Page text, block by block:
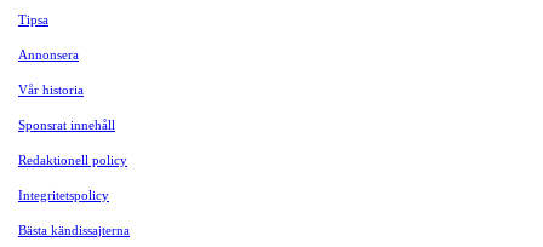
Tipsa
Annonsera
Vår historia
Sponsrat innehåll
Redaktionell policy
Integritetspolicy
Bästa kändissajterna